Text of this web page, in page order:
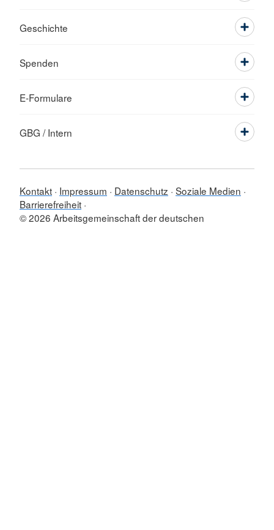
Geschichte
Spenden
E-Formulare
GBG / Intern
Kontakt Impressum Datenschutz Soziale Medien
Barrierefreiheit
© 2026 Arbeitsgemeinschaft der deutschen